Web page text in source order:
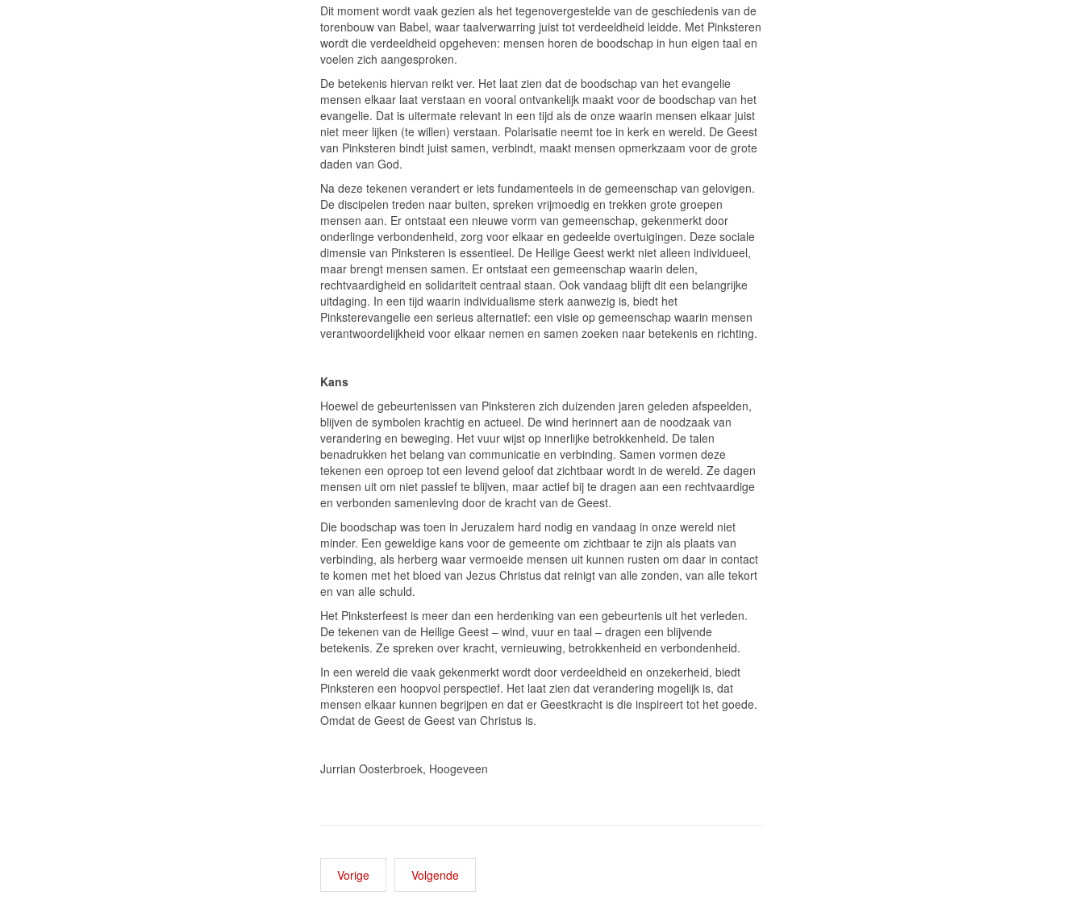
Dit moment wordt vaak gezien als het tegenovergestelde van de geschiedenis van de
torenbouw van Babel, waar taalverwarring juist tot verdeeldheid leidde. Met Pinksteren
wordt die verdeeldheid opgeheven: mensen horen de boodschap in hun eigen taal en
voelen zich aangesproken.
De betekenis hiervan reikt ver. Het laat zien dat de boodschap van het evangelie
mensen elkaar laat verstaan en vooral ontvankelijk maakt voor de boodschap van het
evangelie. Dat is uitermate relevant in een tijd als de onze waarin mensen elkaar juist
niet meer lijken (te willen) verstaan. Polarisatie neemt toe in kerk en wereld. De Geest
van Pinksteren bindt juist samen, verbindt, maakt mensen opmerkzaam voor de grote
daden van God.
Na deze tekenen verandert er iets fundamenteels in de gemeenschap van gelovigen.
De discipelen treden naar buiten, spreken vrijmoedig en trekken grote groepen
mensen aan. Er ontstaat een nieuwe vorm van gemeenschap, gekenmerkt door
onderlinge verbondenheid, zorg voor elkaar en gedeelde overtuigingen. Deze sociale
dimensie van Pinksteren is essentieel. De Heilige Geest werkt niet alleen individueel,
maar brengt mensen samen. Er ontstaat een gemeenschap waarin delen,
rechtvaardigheid en solidariteit centraal staan. Ook vandaag blijft dit een belangrijke
uitdaging. In een tijd waarin individualisme sterk aanwezig is, biedt het
Pinksterevangelie een serieus alternatief: een visie op gemeenschap waarin mensen
verantwoordelijkheid voor elkaar nemen en samen zoeken naar betekenis en richting.
Kans
Hoewel de gebeurtenissen van Pinksteren zich duizenden jaren geleden afspeelden,
blijven de symbolen krachtig en actueel. De wind herinnert aan de noodzaak van
verandering en beweging. Het vuur wijst op innerlijke betrokkenheid. De talen
benadrukken het belang van communicatie en verbinding. Samen vormen deze
tekenen een oproep tot een levend geloof dat zichtbaar wordt in de wereld. Ze dagen
mensen uit om niet passief te blijven, maar actief bij te dragen aan een rechtvaardige
en verbonden samenleving door de kracht van de Geest.
Die boodschap was toen in Jeruzalem hard nodig en vandaag in onze wereld niet
minder. Een geweldige kans voor de gemeente om zichtbaar te zijn als plaats van
verbinding, als herberg waar vermoeide mensen uit kunnen rusten om daar in contact
te komen met het bloed van Jezus Christus dat reinigt van alle zonden, van alle tekort
en van alle schuld.
Het Pinksterfeest is meer dan een herdenking van een gebeurtenis uit het verleden.
De tekenen van de Heilige Geest – wind, vuur en taal – dragen een blijvende
betekenis. Ze spreken over kracht, vernieuwing, betrokkenheid en verbondenheid.
In een wereld die vaak gekenmerkt wordt door verdeeldheid en onzekerheid, biedt
Pinksteren een hoopvol perspectief. Het laat zien dat verandering mogelijk is, dat
mensen elkaar kunnen begrijpen en dat er Geestkracht is die inspireert tot het goede.
Omdat de Geest de Geest van Christus is.
Jurrian Oosterbroek, Hoogeveen
Vorige Volgende